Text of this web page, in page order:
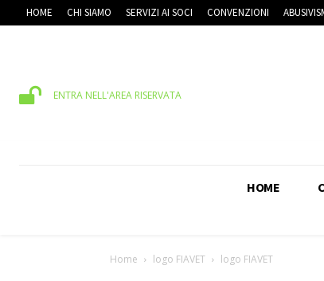
HOME CHI SIAMO SERVIZI AI SOCI CONVENZIONI
ENTRA NELL'AREA RISERVATA
HOME
Home logo FIAVET logo FIAVET